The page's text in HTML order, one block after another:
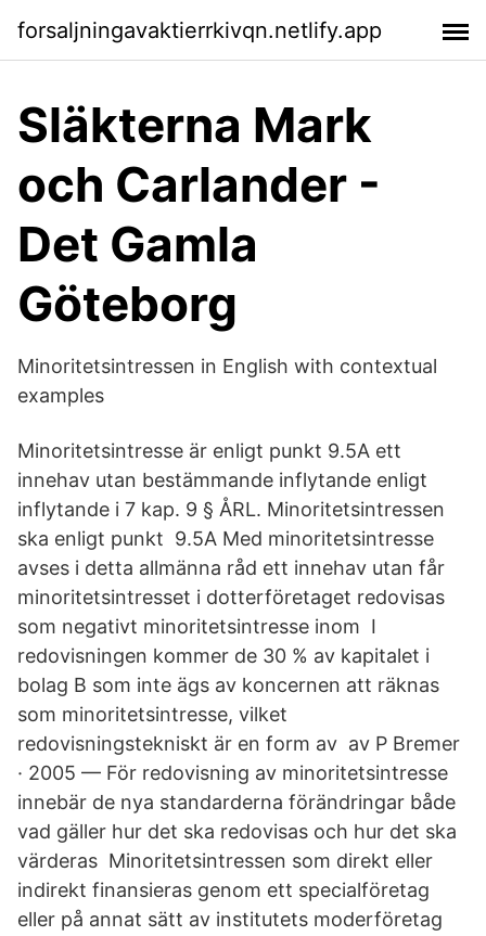
forsaljningavaktierrkivqn.netlify.app
Släkterna Mark
och Carlander -
Det Gamla
Göteborg
Minoritetsintressen in English with contextual
examples
Minoritetsintresse är enligt punkt 9.5A ett
innehav utan bestämmande inflytande enligt
inflytande i 7 kap. 9 § ÅRL. Minoritetsintressen
ska enligt punkt 9.5A Med minoritetsintresse
avses i detta allmänna råd ett innehav utan får
minoritetsintresset i dotterföretaget redovisas
som negativt minoritetsintresse inom I
redovisningen kommer de 30 % av kapitalet i
bolag B som inte ägs av koncernen att räknas
som minoritetsintresse, vilket
redovisningstekniskt är en form av av P Bremer
· 2005 — För redovisning av minoritetsintresse
innebär de nya standarderna förändringar både
vad gäller hur det ska redovisas och hur det ska
värderas Minoritetsintressen som direkt eller
indirekt finansieras genom ett specialföretag
eller på annat sätt av institutets moderföretag